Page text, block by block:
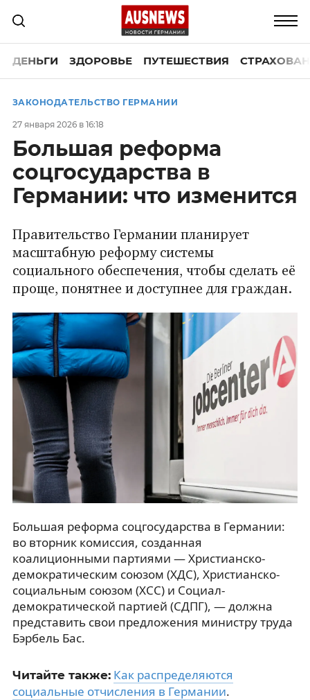
ДЕНЬГИ ЗДОРОВЬЕ ПУТЕШЕСТВИЯ
ЗАКОНОДАТЕЛЬСТВО ГЕРМАНИИ
27 января 2026 в 16:18
Большая реформа
соцгосударства в
Германии: что изменится
Правительство Германии планирует
масштабную реформу системы
социального обеспечения, чтобы сделать её
проще, понятнее и доступнее для граждан.
Большая реформа соцгосударства в Германии:
во вторник комиссия, созданная
коалиционными партиями — Христианско-
демократическим союзом (ХДС), Христианско-
социальным союзом (ХСС) и Социал-
демократической партией (СДПГ), — должна
представить свои предложения министру труда
Бэрбель Бас.
Читайте также: Как распределяются
социальные отчисления в Германии.